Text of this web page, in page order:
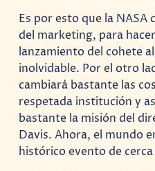
Es por esto que la
del marketing, para
lanzamiento del cohete
inolvidable. Por el otro
cambiará bastante las
respetada institución y
bastante la misión del
Davis. Ahora, el mundo
histórico evento de cerca